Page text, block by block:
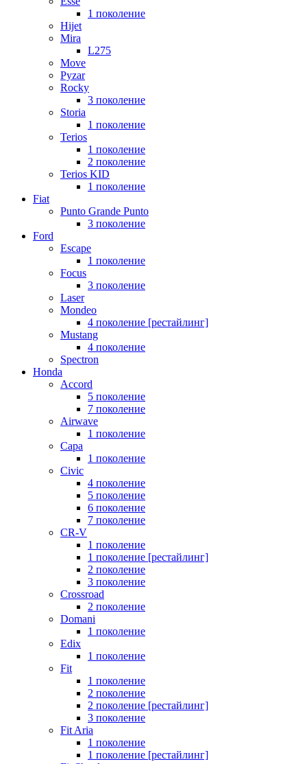
1 поколение
Hijet
Mira
L275
Move
Pyzar
Rocky
3 поколение
Storia
1 поколение
Terios
1 поколение
2 поколение
Terios KID
1 поколение
Fiat
Punto Grande Punto
3 поколение
Ford
Escape
1 поколение
Focus
3 поколение
Laser
Mondeo
4 поколение [рестайлинг]
Mustang
4 поколение
Spectron
Honda
Accord
5 поколение
7 поколение
Airwave
1 поколение
Capa
1 поколение
Civic
4 поколение
5 поколение
6 поколение
7 поколение
CR-V
1 поколение
1 поколение [рестайлинг]
2 поколение
3 поколение
Crossroad
2 поколение
Domani
1 поколение
Edix
1 поколение
Fit
1 поколение
2 поколение
2 поколение [рестайлинг]
3 поколение
Fit Aria
1 поколение
1 поколение [рестайлинг]